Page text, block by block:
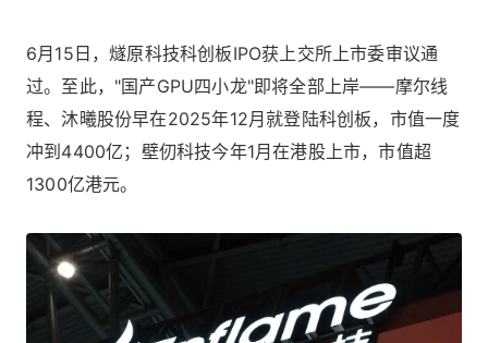
6月15日，燧原科技科创板IPO获上交所上市委审议通
过。至此，"国产GPU四小龙"即将全部上岸——摩尔线
程、沐曦股份早在2025年12月就登陆科创板，市值一度
冲到4400亿；壁仞科技今年1月在港股上市，市值超
1300亿港元。